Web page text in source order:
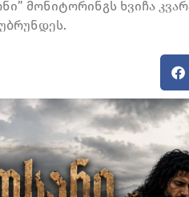
მონიტორინგს ხვიჩა